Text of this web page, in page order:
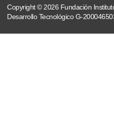
Copyright © 2026 Fundación
Desarrollo Tecnológico G-